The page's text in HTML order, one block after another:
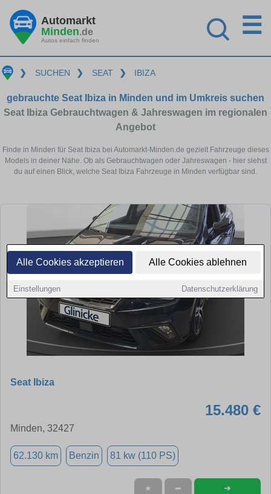
Alle Cookies akzeptieren Alle Cookies ablehnen
Einstellungen Datenschutzerklärung
Automarkt
Minden.de
Autos einfach finden
☰
❯ SUCHEN ❯ SEAT ❯ IBIZA
gebrauchte Seat Ibiza in Minden und im Umkreis suchen
Seat Ibiza Gebrauchtwagen & Jahreswagen im regionalen
Angebot
Finde in Minden für Seat Ibiza bei Automarkt-Minden.de gezielt Fahrzeuge dieses
Models in deiner Nähe. Ob als Gebrauchtwagen oder Jahreswagen - hier siehst
du auf einen Blick, welche Seat Ibiza Fahrzeuge in Minden verfügbar sind.
Seat Ibiza
15.480 €
Minden, 32427
62.130 km Benzin 81 kw (110 PS)
★ ➦ ➜